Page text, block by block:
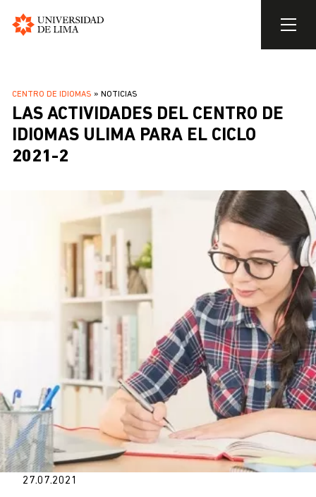
contenido
principal
SOBRESCRIBIR
ENLACES
DE
AYUDA
CENTRO DE IDIOMAS NOTICIAS
LAS ACTIVIDADES DEL CENTRO DE
IDIOMAS ULIMA PARA EL CICLO
2021-2
27.07.2021